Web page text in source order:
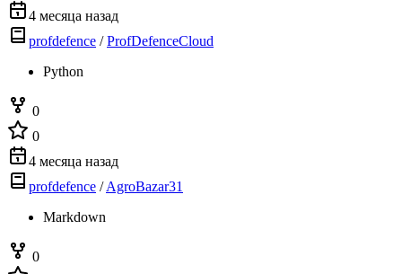
4 месяца назад
profdefence /ProfDefenceCloud
Python
0
0
4 месяца назад
profdefence /AgroBazar31
Markdown
0